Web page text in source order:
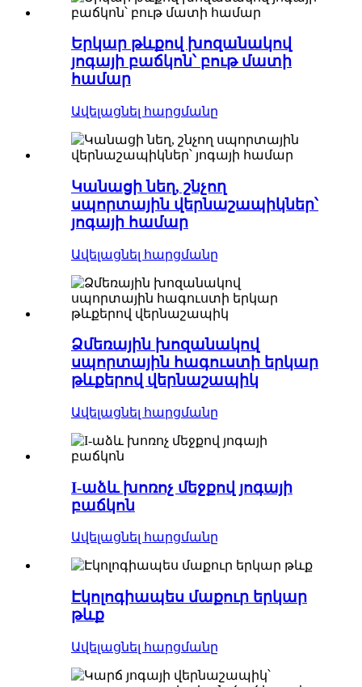
Երկար թևքով խոզանակով
յոգայի բաճկոն՝ բութ մատի
համար
Ավելացնել հարցմանը
Կանացի նեղ, շնչող
սպորտային վերնաշապիկներ՝
յոգայի համար
Ավելացնել հարցմանը
Ձմեռային խոզանակով
սպորտային հագուստի երկար
թևքերով վերնաշապիկ
Ավելացնել հարցմանը
I-աձև խոռոչ մեջքով յոգայի
բաճկոն
Ավելացնել հարցմանը
Էկոլոգիապես մաքուր երկար
թևք
Ավելացնել հարցմանը